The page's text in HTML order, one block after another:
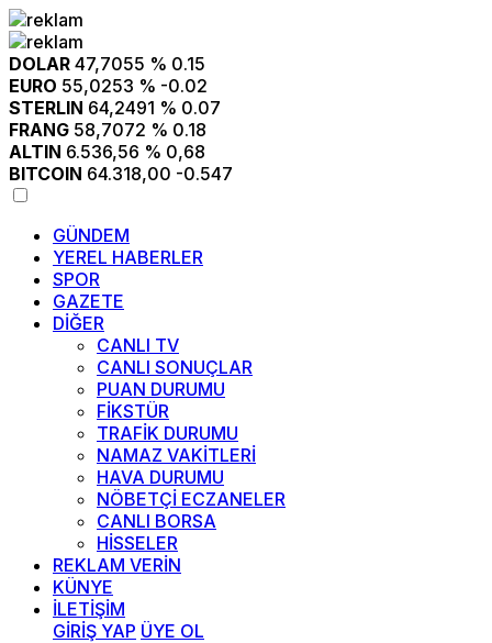
DOLAR 47,7055 % 0.15
EURO 55,0253 % -0.02
STERLIN 64,2491 % 0.07
FRANG 58,7072 % 0.18
ALTIN 6.536,56 % 0,68
BITCOIN 64.318,00 -0.547
GÜNDEM
YEREL HABERLER
SPOR
GAZETE
DİĞER
CANLI TV
CANLI SONUÇLAR
PUAN DURUMU
FİKSTÜR
TRAFİK DURUMU
NAMAZ VAKİTLERİ
HAVA DURUMU
NÖBETÇİ ECZANELER
CANLI BORSA
HİSSELER
REKLAM VERİN
KÜNYE
İLETİŞİM
GİRİŞ YAP ÜYE OL